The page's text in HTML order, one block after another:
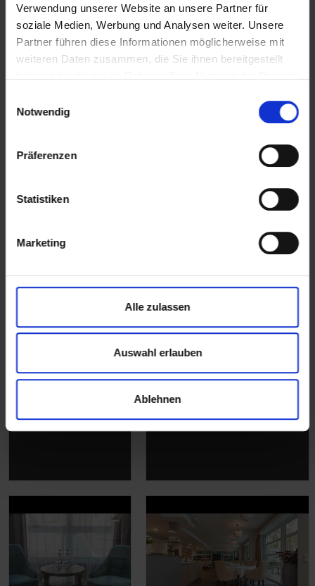
Verwendung unserer Website an unsere Partner für
soziale Medien, Werbung und Analysen weiter. Unsere
Partner führen diese Informationen möglicherweise mit
weiteren Daten zusammen, die Sie ihnen bereitgestellt
Notwendig
Präferenzen
Statistiken
Marketing
Alle zulassen
Auswahl erlauben
Ablehnen
Komplettlösung
Altro ohne Klebstoff
Altro Orchestra
Referenzprojekt
Frauenklinik Hamburg